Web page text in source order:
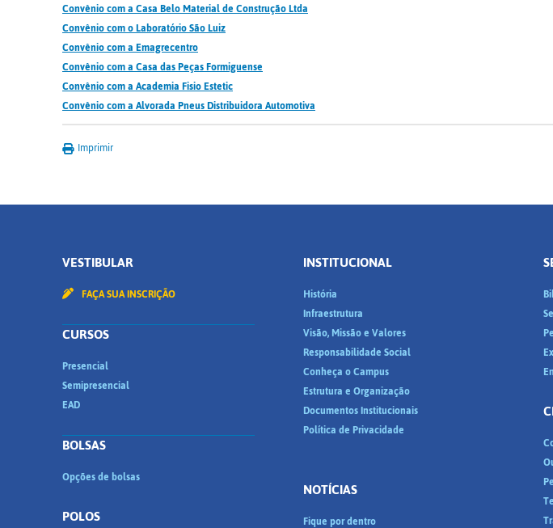
Convênio com a Casa Belo Material de Construção Ltda
Convênio com o Laboratório São Luiz
Convênio com a Emagrecentro
Convênio com a Casa das Peças Formiguense
Convênio com a Academia Fisio Estetic
Convênio com a Alvorada Pneus Distribuidora Automotiva
Imprimir
VESTIBULAR
FAÇA SUA INSCRIÇÃO
CURSOS
Presencial
Semipresencial
EAD
BOLSAS
Opções de bolsas
POLOS
INSTITUCIONAL
História
Infraestrutura
Visão, Missão e Valores
Responsabilidade Social
Conheça o Campus
Estrutura e Organização
Documentos Institucionais
Política de Privacidade
NOTÍCIAS
Fique por dentro